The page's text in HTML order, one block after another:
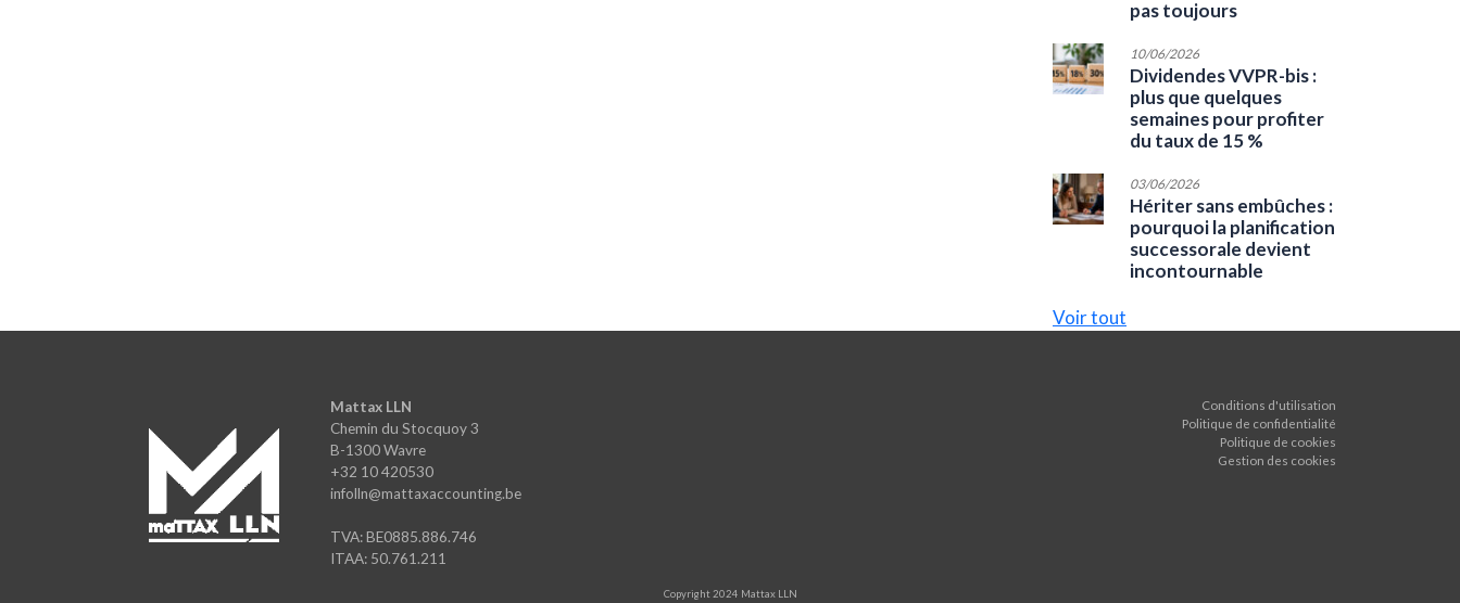
pas toujours
10/06/2026
Dividendes VVPR-bis :
plus que quelques
semaines pour profiter
du taux de 15 %
03/06/2026
Hériter sans embûches :
pourquoi la planification
successorale devient
incontournable
Voir tout
Mattax LLN
Chemin du Stocquoy 3
B-1300 Wavre
+32 10 420530
infolln@mattaxaccounting.be
TVA: BE0885.886.746
ITAA: 50.761.211
Conditions d'utilisation
Politique de confidentialité
Politique de cookies
Gestion des cookies
Copyright 2024 Mattax LLN